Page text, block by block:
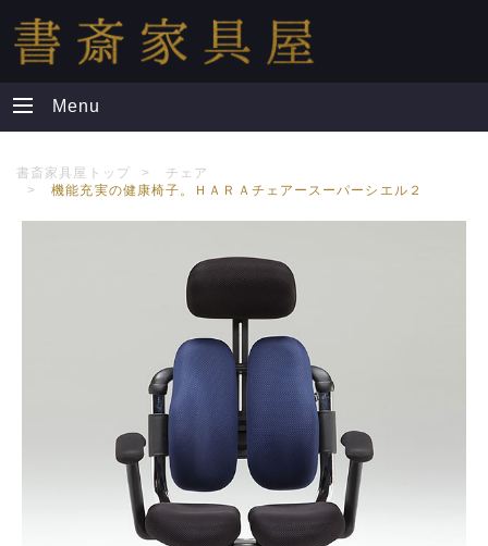
Menu
書斎家具屋トップ
チェア
機能充実の健康椅子。ＨＡＲＡチェアースーパーシエル２